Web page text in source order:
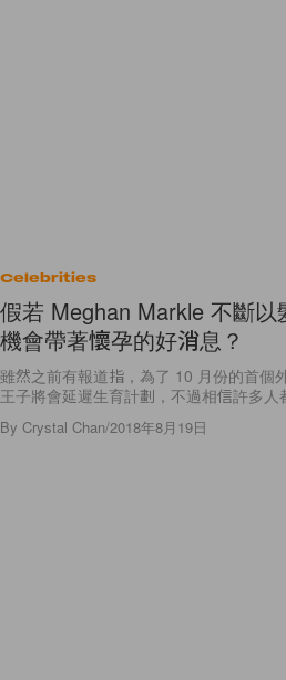
Celebrities
假若 Meghan Markle 不斷
機會帶著懷孕的好消息？
雖然之前有報道指，為了 10 月份的首個
王子將會延遲生育計劃，不過相信許多
By Crystal Chan/2018年8月19日